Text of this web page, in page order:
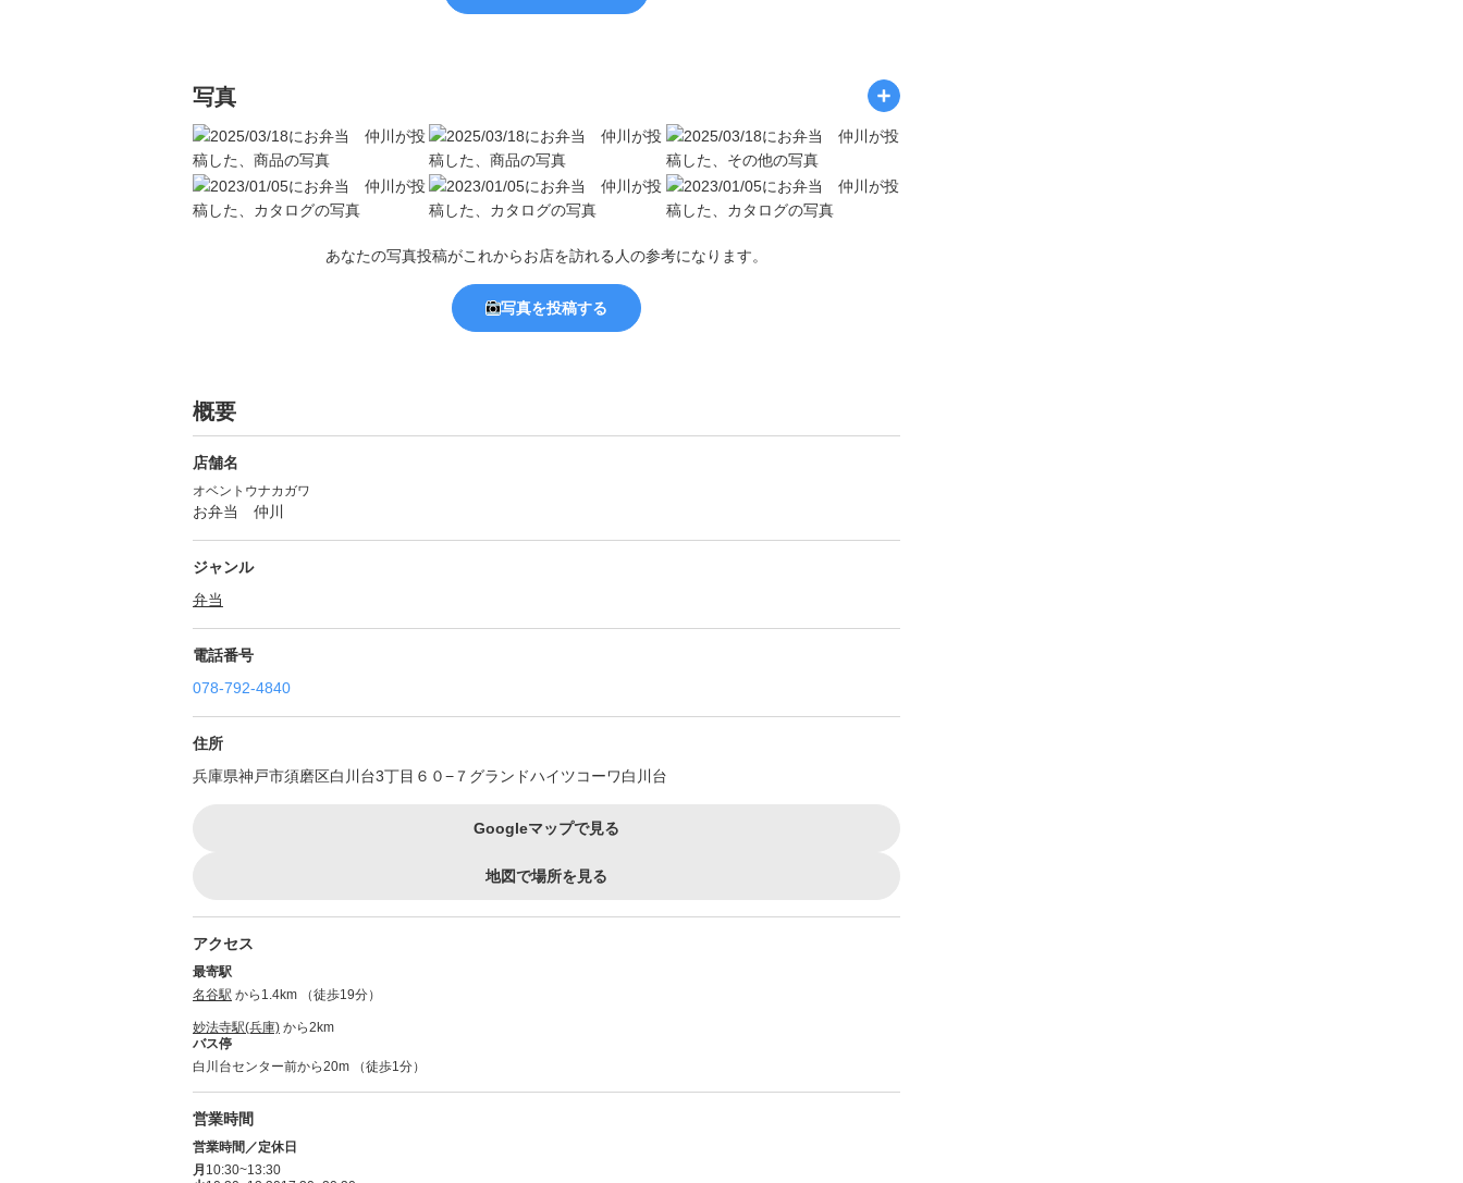
写真
あなたの写真投稿がこれからお店を訪れる人の参考になります。
写真を投稿する
概要
店舗名
オベントウナカガワ
お弁当 仲川
ジャンル
弁当
電話番号
078-792-4840
住所
兵庫県神戸市須磨区白川台3丁目６０−７グランドハイツコーワ白川台
Googleマップで見る
地図で場所を見る
アクセス
最寄駅
名谷駅 から1.4km （徒歩19分）
妙法寺駅(兵庫) から2km
バス停
白川台センター前から20m （徒歩1分）
営業時間
営業時間／定休日
月 10:30~13:30